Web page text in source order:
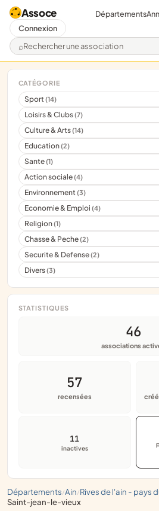
Assoce
Rechercher une association
Départements
Connexion
départements/ ain/ rives de l'ain - pays
saint-jean-le-vieux
CATÉGORIE
Sport(14)
Loisirs & Clubs(7)
Culture & Arts(14)
Education(2)
Sante(1)
Action sociale(4)
Environnement(3)
Economie & Emploi(4)
Religion(1)
Chasse & Peche(2)
Securite & Defense(2)
Divers(3)
STATISTIQUES
46
associations
57
recensées
11
inactives